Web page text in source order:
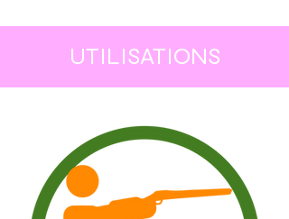
UTILISATIONS